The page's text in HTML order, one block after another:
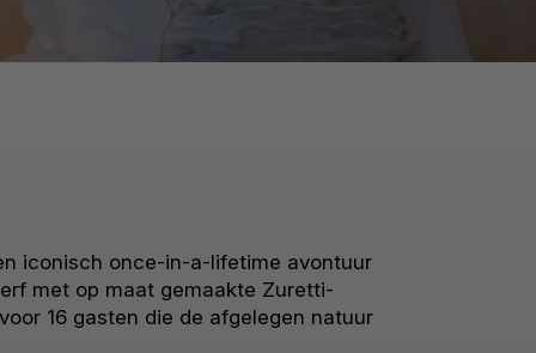
iconisch once-in-a-lifetime avontuur
met op maat gemaakte Zuretti-
16 gasten die de afgelegen natuur